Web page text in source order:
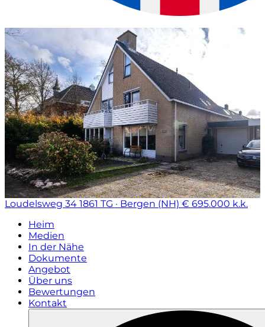
Loudelsweg 34 1861 TG · Bergen (NH) € 695.000 k.k.
Heim
Medien
In der Nähe
Dokumente
Angebot
Über uns
Bewertungen
Kontakt